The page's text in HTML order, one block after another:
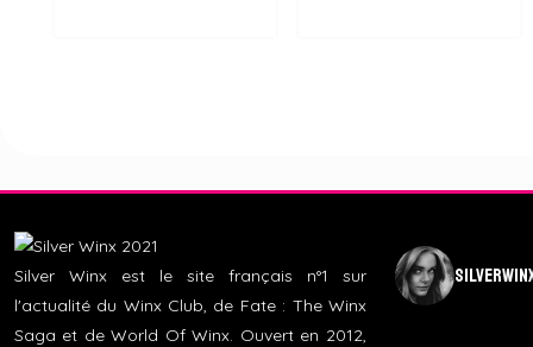
Silver Winx est le site français n°1 sur
l'actualité du Winx Club, de Fate : The Winx
Saga et de World Of Winx. Ouvert en 2012,